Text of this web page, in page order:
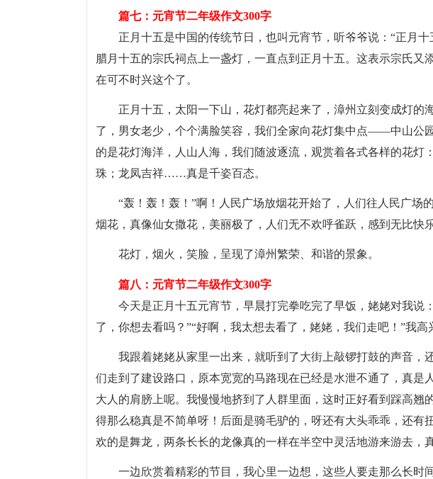
篇七：元宵节二年级作文300字
正月十五是中国的传统节日，也叫元宵节，听爷爷说：“正月
腊月十五的宗氏祠点上一盏灯，一直点到正月十五。这表示宗氏又
在可不时兴这个了。
正月十五，太阳一下山，花灯都亮起来了，漳州立刻变成灯的
了，男女老少，个个满脸笑容，我们全家向花灯集中点——中山公
的是花灯海洋，人山人海，我们随波逐流，观赏着各式各样的花灯
珠；龙凤吉祥……真是千姿百态。
“轰！轰！轰！”啊！人民广场放烟花开始了，人们往人民广场
烟花，真像仙女撒花，美丽极了，人们无不欢呼雀跃，感到无比快
花灯，烟火，笑脸，呈现了漳州繁荣、和谐的景象。
篇八：元宵节二年级作文300字
今天是正月十五元宵节，早晨打完拳吃完了早饭，姥姥对我说
了，你想去看吗？”“好啊，我太想去看了，姥姥，我们走吧！”我高
我跟着姥姥从家里一出来，就听到了大街上敲锣打鼓的声音，
们走到了建设路口，原本宽宽的马路现在已经是水泄不通了，真是
大人的肩膀上呢。我慢慢地挤到了人群里面，这时正好看到踩高翘
得那么稳真是不简单呀！后面是骑毛驴的，呀还有大头乖乖，还
欢的是舞龙，两条长长的龙像真的一样在半空中灵活地游来游去，
一边欣赏着精彩的节目，我心里一边想，这些人要走那么长时